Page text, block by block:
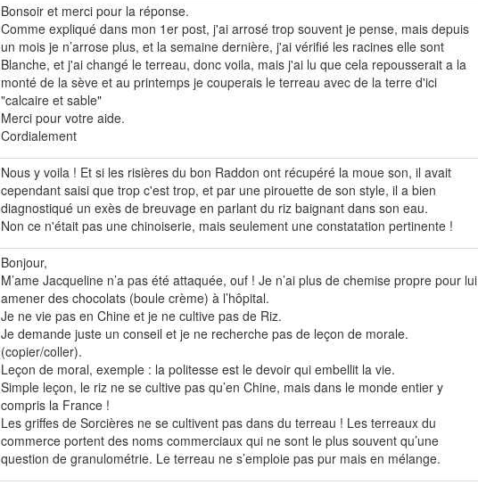
Bonsoir et merci pour la réponse.
Comme expliqué dans mon 1er post, j'ai arrosé trop souvent je pense, mais depuis
un mois je n’arrose plus, et la semaine dernière, j'ai vérifié les racines elle sont
Blanche, et j'ai changé le terreau, donc voila, mais j'ai lu que cela repousserait a la
monté de la sève et au printemps je couperais le terreau avec de la terre d'ici
"calcaire et sable"
Merci pour votre aide.
Cordialement
Nous y voila ! Et si les risières du bon Raddon ont récupéré la moue son, il avait
cependant saisi que trop c'est trop, et par une pirouette de son style, il a bien
diagnostiqué un exès de breuvage en parlant du riz baignant dans son eau.
Non ce n'était pas une chinoiserie, mais seulement une constatation pertinente !
Bonjour,
M’ame Jacqueline n’a pas été attaquée, ouf ! Je n’ai plus de chemise propre pour lui
amener des chocolats (boule crème) à l’hôpital.
Je ne vie pas en Chine et je ne cultive pas de Riz.
Je demande juste un conseil et je ne recherche pas de leçon de morale.
(copier/coller).
Leçon de moral, exemple : la politesse est le devoir qui embellit la vie.
Simple leçon, le riz ne se cultive pas qu’en Chine, mais dans le monde entier y
compris la France !
Les griffes de Sorcières ne se cultivent pas dans du terreau ! Les terreaux du
commerce portent des noms commerciaux qui ne sont le plus souvent qu’une
question de granulométrie. Le terreau ne s’emploie pas pur mais en mélange.